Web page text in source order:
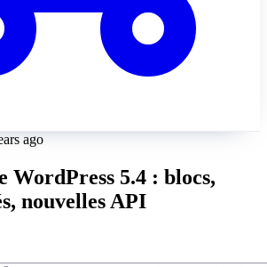
ago
WordPress 5.4 : blocs,
nouvelles API